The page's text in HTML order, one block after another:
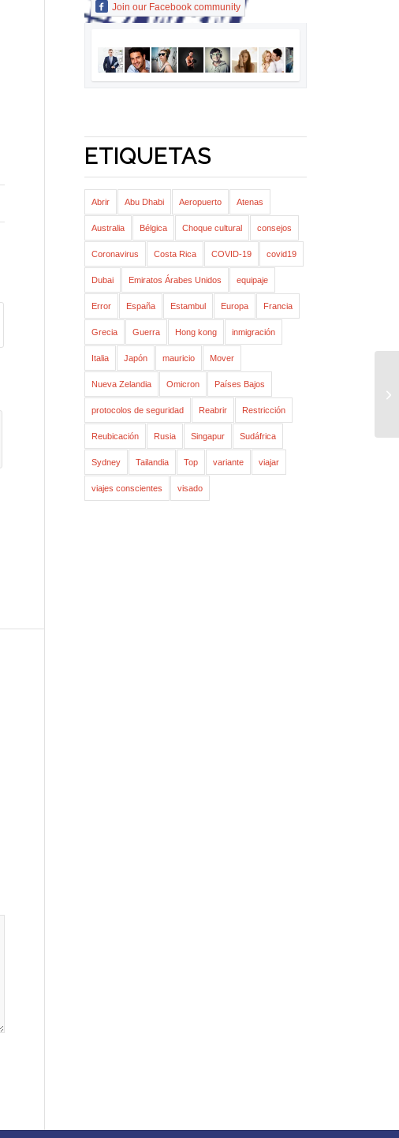
Join our Facebook community
ETIQUETAS
Abrir Abu Dhabi Aeropuerto Atenas
Australia Bélgica Choque cultural consejos
Coronavirus Costa Rica COVID-19 covid19
Dubai Emiratos Árabes Unidos equipaje
Error España Estambul Europa Francia
Grecia Guerra Hong kong inmigración
Italia Japón mauricio Mover
Nueva Zelandia Omicron Países Bajos
protocolos de seguridad Reabrir Restricción
Reubicación Rusia Singapur Sudáfrica
Sydney Tailandia Top variante viajar
viajes conscientes visado